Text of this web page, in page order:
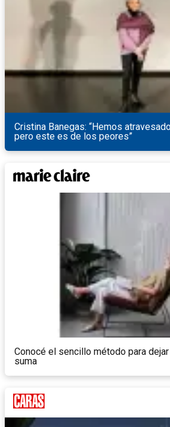
Cristina Banegas: “Hemos
pero este es de los peores”
Conocé el sencillo método para
suma